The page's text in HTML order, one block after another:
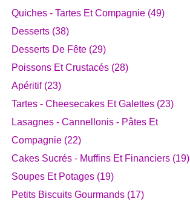
Quiches - Tartes Et Compagnie (49)
Desserts (38)
Desserts De Fête (29)
Poissons Et Crustacés (28)
Apéritif (23)
Tartes - Cheesecakes Et Galettes (23)
Lasagnes - Cannellonis - Pâtes Et
Compagnie (22)
Cakes Sucrés - Muffins Et Financiers (19)
Soupes Et Potages (19)
Petits Biscuits Gourmands (17)